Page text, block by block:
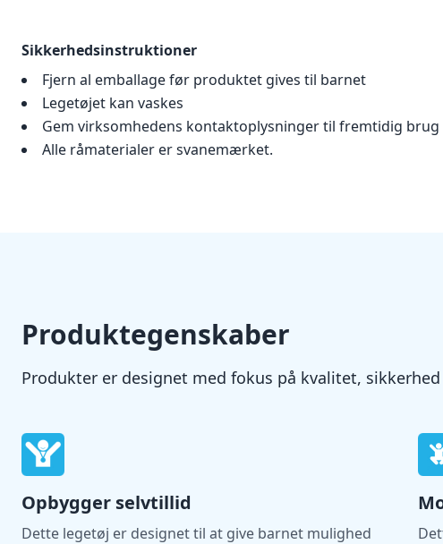
Sikkerhedsinstruktioner
Fjern al emballage før produktet gives til barnet
Legetøjet kan vaskes
Gem virksomhedens kontaktoplysninger til fremtidig brug
Alle råmaterialer er svanemærket.
Produktegenskaber
Produkter er designet med fokus på kvalitet,
Opbygger selvtillid
Dette legetøj er designet til at give barnet mulighed